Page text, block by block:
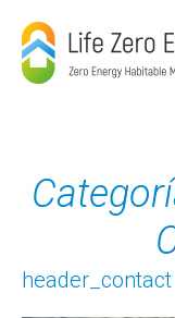
content
header_contact